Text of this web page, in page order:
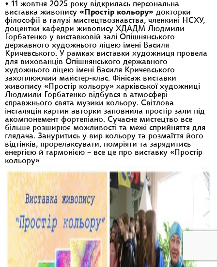
• 11 жовтня 2025 року відкрилась персональна
виставка живопису «Простір кольору» докторки
філософії в галузі мистецтвознавства, членкині НСХУ,
доцентки кафедри живопису ХДАДМ Людмили
Горбатенко у виставковій залі Опішнянського
державного художнього ліцею імені Василя
Кричевського. У рамках виставки художниця провела
для вихованців Опішнянського державного
художнього ліцею імені Василя Кричевського
захоплюючий майстер-клас. Фінісаж виставки
живопису «Простір кольору» харківської художниці
Людмили Горбатенко відбувся в атмосфері
справжнього свята музики кольору. Світлова
інсталяція картин авторки заповнила простір зали під
акомпонемент фортепіано. Сучасне мистецтво все
більше розширює можливості та межі сприйняття для
глядача. Зануритись у вир кольору та розмаїття його
відтінків, прорелаксувати, помріяти та зарядитись
енергією й гармонією – все це про виставку «Простір
кольору»